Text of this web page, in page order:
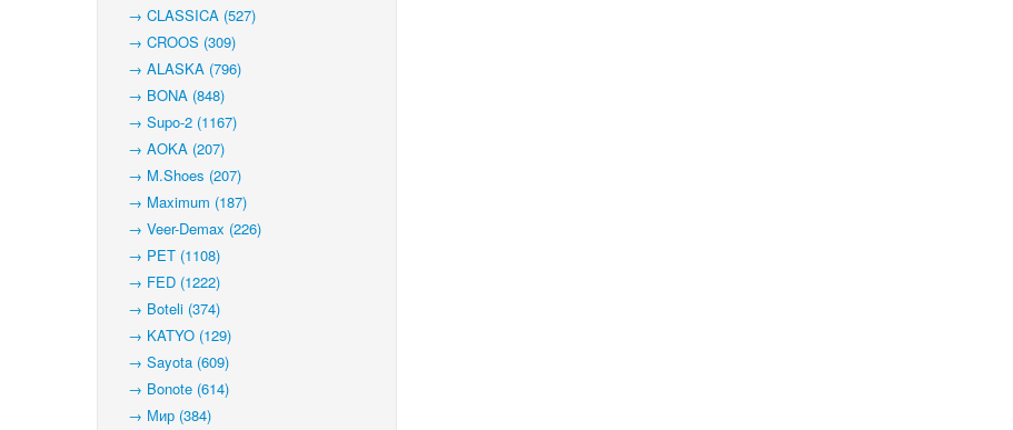
→ CLASSICA (527)
→ CROOS (309)
→ ALASKA (796)
→ BONA (848)
→ Supo-2 (1167)
→ AOKA (207)
→ M.Shoes (207)
→ Maximum (187)
→ Veer-Demax (226)
→ PET (1108)
→ FED (1222)
→ Boteli (374)
→ KATYO (129)
→ Sayota (609)
→ Bonote (614)
→ Мир (384)